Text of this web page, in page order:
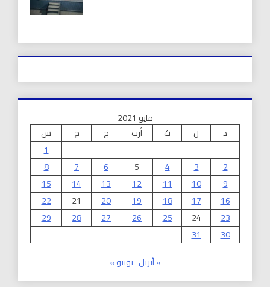
مايو 2021
د
ن ث أرب خ ج
س
1
2
3
4
5
6
7
8
9
10
11
12
13
14
15
16
17
18
19
20
21
22
23
24
25
26
27
28
29
30
31
« أبريل يونيو »